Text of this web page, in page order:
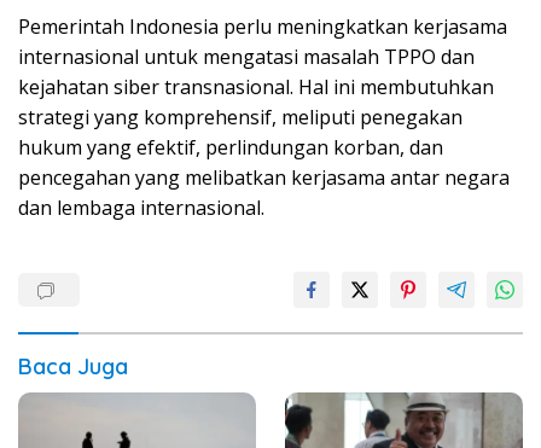
Pemerintah Indonesia perlu meningkatkan kerjasama
internasional untuk mengatasi masalah TPPO dan
kejahatan siber transnasional. Hal ini membutuhkan
strategi yang komprehensif, meliputi penegakan
hukum yang efektif, perlindungan korban, dan
pencegahan yang melibatkan kerjasama antar negara
dan lembaga internasional.
Baca Juga